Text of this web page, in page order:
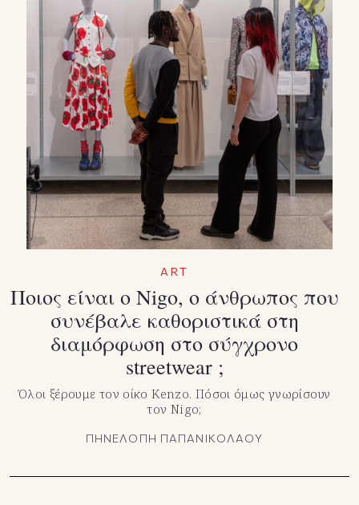
ART
Ποιος είναι ο Nigo, ο άνθρωπος που
συνέβαλε καθοριστικά στη
διαμόρφωση στο σύγχρονο
streetwear ;
Όλοι ξέρουμε τον οίκο Kenzo. Πόσοι όμως γνωρίσουν
τον Nigo;
ΠΗΝΕΛΟΠΗ ΠΑΠΑΝΙΚΟΛΑΟΥ